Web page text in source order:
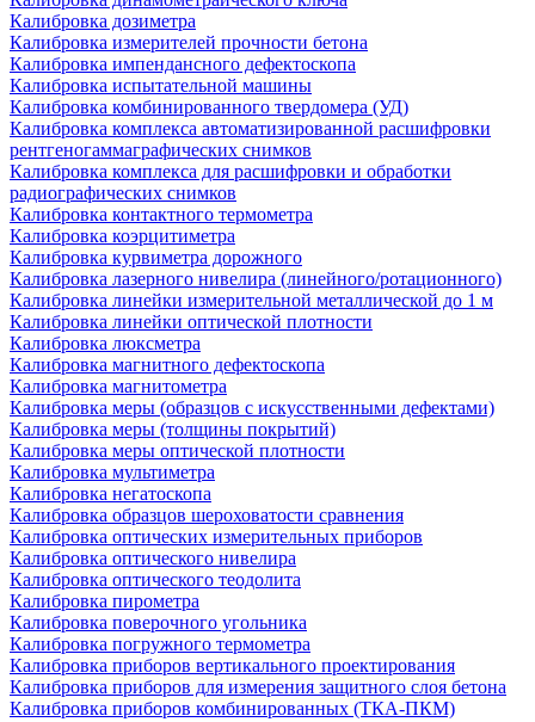
Калибровка дозиметра
Калибровка измерителей прочности бетона
Калибровка импендансного дефектоскопа
Калибровка испытательной машины
Калибровка комбинированного твердомера (УД)
Калибровка комплекса автоматизированной расшифровки
рентгеногаммаграфических снимков
Калибровка комплекса для расшифровки и обработки
радиографических снимков
Калибровка контактного термометра
Калибровка коэрцитиметра
Калибровка курвиметра дорожного
Калибровка лазерного нивелира (линейного/ротационного)
Калибровка линейки измерительной металлической до 1 м
Калибровка линейки оптической плотности
Калибровка люксметра
Калибровка магнитного дефектоскопа
Калибровка магнитометра
Калибровка меры (образцов с искусственными дефектами)
Калибровка меры (толщины покрытий)
Калибровка меры оптической плотности
Калибровка мультиметра
Калибровка негатоскопа
Калибровка образцов шероховатости сравнения
Калибровка оптических измерительных приборов
Калибровка оптического нивелира
Калибровка оптического теодолита
Калибровка пирометра
Калибровка поверочного угольника
Калибровка погружного термометра
Калибровка приборов вертикального проектирования
Калибровка приборов для измерения защитного слоя бетона
Калибровка приборов комбинированных (ТКА-ПКМ)